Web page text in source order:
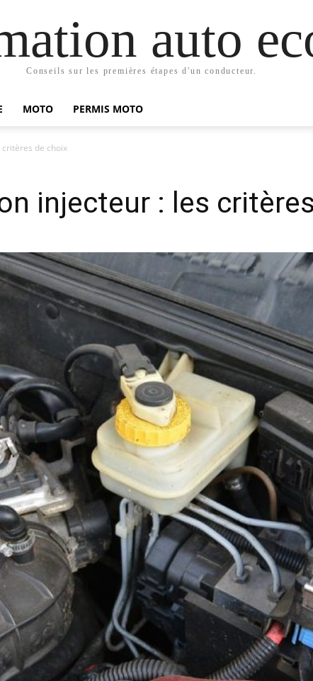
auto
Conseils sur les premières étapes d'un conducteur.
MOTO PERMIS MOTO
de choix
injecteur : les